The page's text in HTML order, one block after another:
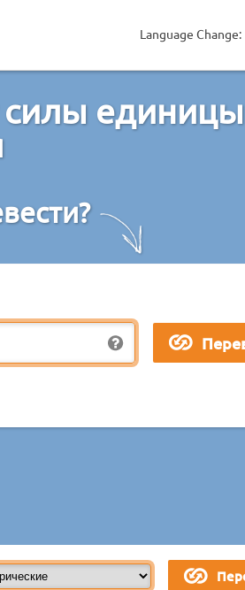
Language Change:
единицы